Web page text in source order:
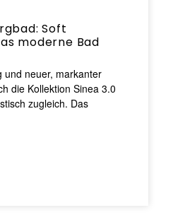
Soft
moderne Bad
und neuer, markanter
die Kollektion Sinea 3.0
zugleich. Das